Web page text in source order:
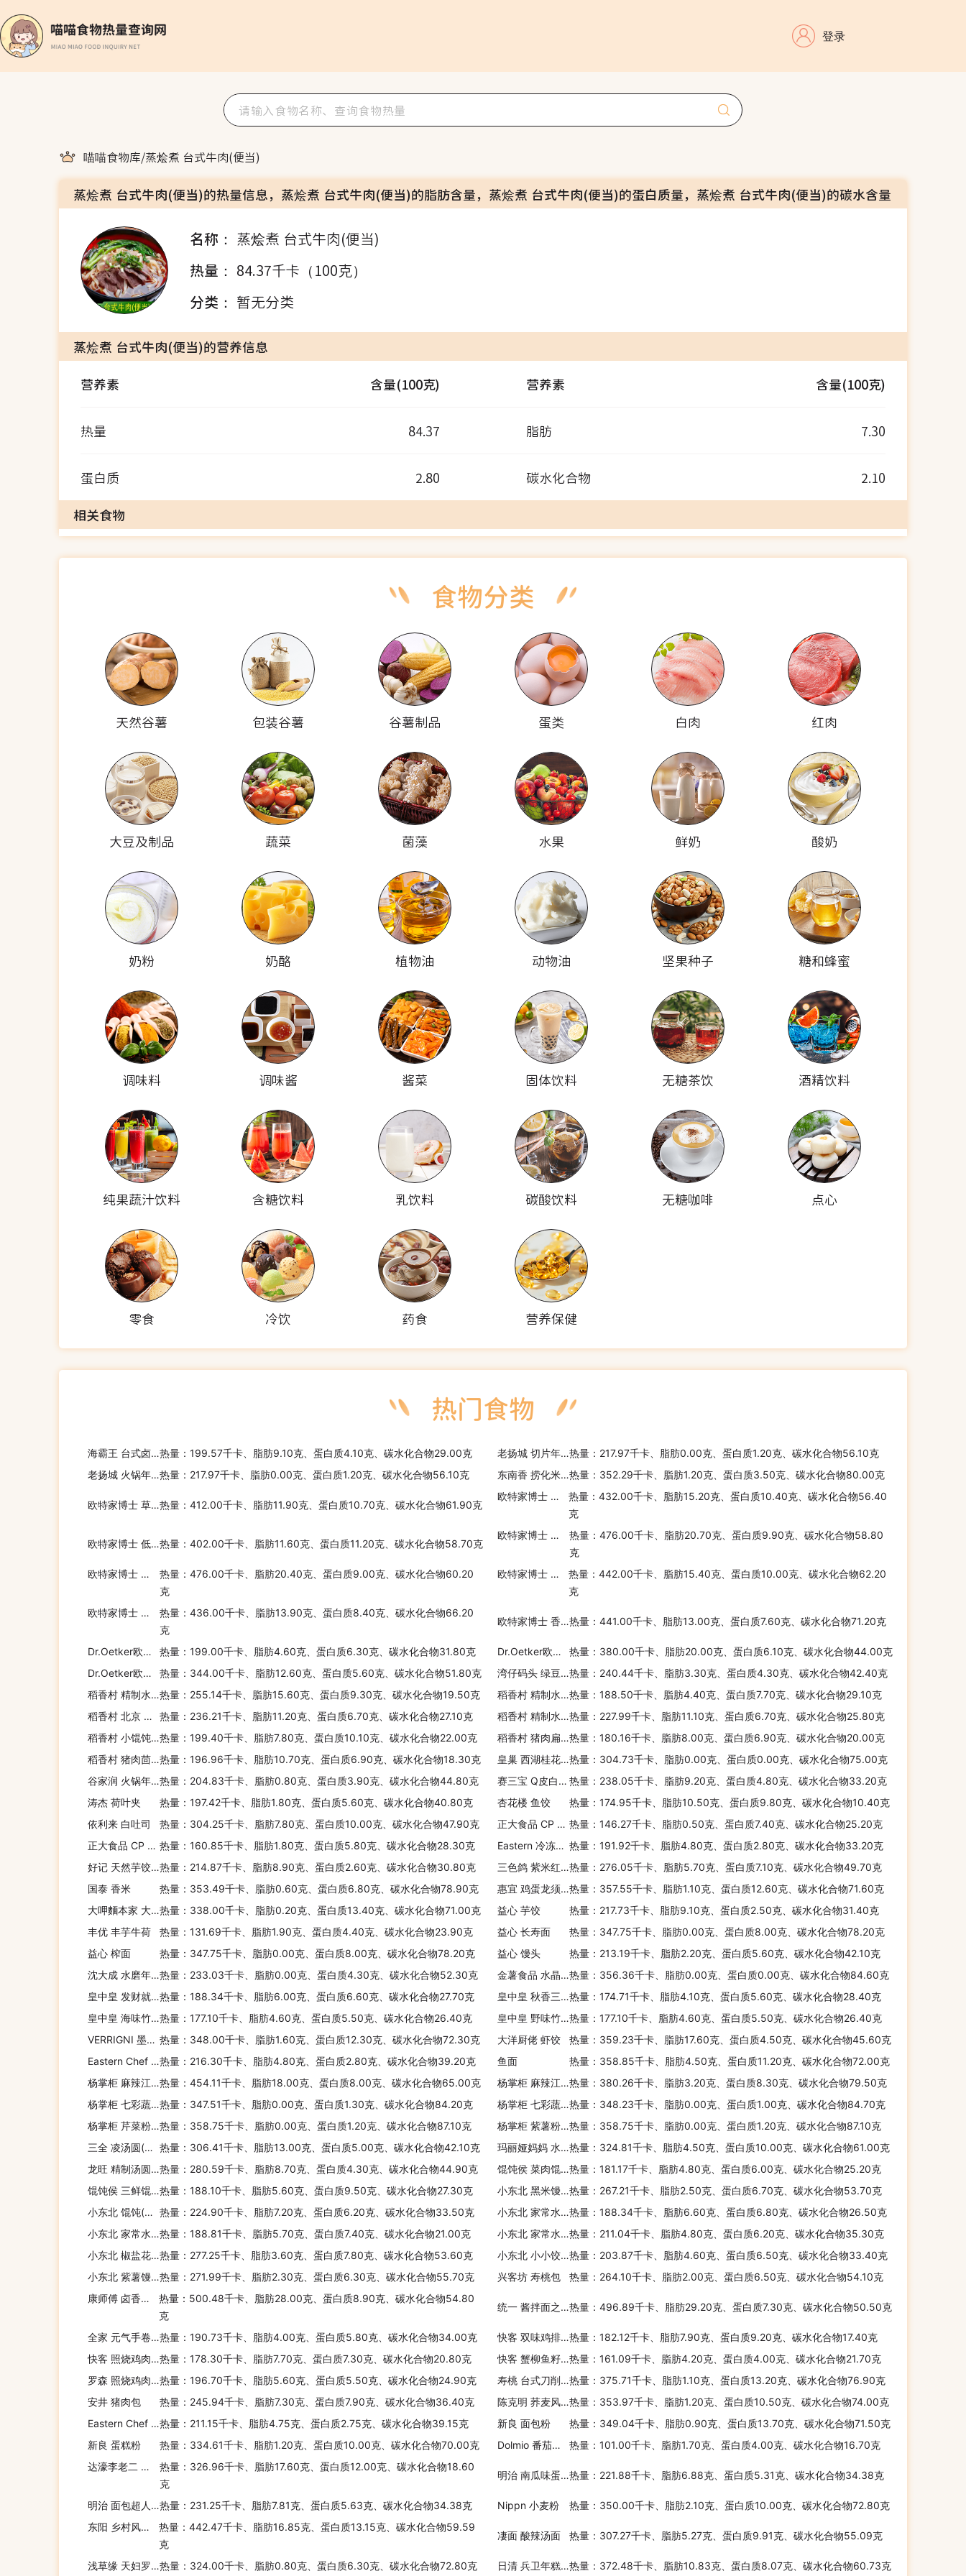
登录
喵喵食物库/蒸烩煮 台式牛肉(便当)
蒸烩煮 台式牛肉(便当)的热量信息，蒸烩煮 台式牛肉(便当)的脂肪含量，蒸烩煮 台式牛肉(便当)的蛋白质量，蒸烩煮 台式牛肉(便当)的碳水含量
名称： 蒸烩煮 台式牛肉(便当)
热量： 84.37千卡（100克）
分类： 暂无分类
蒸烩煮 台式牛肉(便当)的营养信息
营养素
含量(100克) 营养素 含量(100克)
热量 84.37 脂肪 7.30
蛋白质 2.80 碳水化合物
2.10
相关食物
天然谷薯 包装谷薯 谷薯制品 蛋类 白肉 红肉
大豆及制品 蔬菜 菌藻 水果 鲜奶 酸奶
奶粉 奶酪 植物油 动物油 坚果种子 糖和蜂蜜
调味料 调味酱 酱菜 固体饮料 无糖茶饮 酒精饮料
纯果蔬汁饮料 含糖饮料 乳饮料 碳酸饮料 无糖咖啡 点心
零食 冷饮 药食 营养保健
海霸王 台式卤肉酸菜包热量：199.57千卡、脂肪9.10克、蛋白质4.10克、碳水化合物29.00克 老扬城 切片年糕热量：217.97千卡、脂肪0.00克、蛋白质1.20克、碳水化合物56.10克
老扬城 火锅年糕热量：217.97千卡、脂肪0.00克、蛋白质1.20克、碳水化合物56.10克 东南香 捞化米粉热量：352.29千卡、脂肪1.20克、蛋白质3.50克、碳水化合物80.00克
欧特家博士 草莓酸奶燕麦片热量：412.00千卡、脂肪11.90克、蛋白质10.70克、碳水化合物61.90克
欧特家博士 低糖覆盆子燕麦片
热量：432.00千卡、脂肪15.20克、蛋白质10.40克、碳水化合物56.40
克
欧特家博士 低糖巧克力燕麦片热量：402.00千卡、脂肪11.60克、蛋白质11.20克、碳水化合物58.70克
欧特家博士 蜂蜜杏仁燕麦片
热量：476.00千卡、脂肪20.70克、蛋白质9.90克、碳水化合物58.80
克
欧特家博士 双倍巧克力燕麦片
热量：476.00千卡、脂肪20.40克、蛋白质9.00克、碳水化合物60.20
克
欧特家博士 香脆蜂蜜燕麦片
热量：442.00千卡、脂肪15.40克、蛋白质10.00克、碳水化合物62.20
克
欧特家博士 香脆巧克力燕麦片
热量：436.00千卡、脂肪13.90克、蛋白质8.40克、碳水化合物66.20
克
欧特家博士 香脆杏仁燕麦片热量：441.00千卡、脂肪13.00克、蛋白质7.60克、碳水化合物71.20克
Dr.Oetker欧特家博士 Dr.Oetker 葡萄干煎饼料粉 热量：199.00千卡、脂肪4.60克、蛋白质6.30克、碳水化合物31.80克 Dr.Oetker欧特家博士 Dr.Oetker 全料大理石花纹蛋糕粉
热量：380.00千卡、脂肪20.00克、蛋白质6.10克、碳水化合物44.00克
Dr.Oetker欧特家博士 Dr.Oetker 全料柠檬蛋糕粉
热量：344.00千卡、脂肪12.60克、蛋白质5.60克、碳水化合物51.80克 湾仔码头 绿豆百合汤圆热量：240.44千卡、脂肪3.30克、蛋白质4.30克、碳水化合物42.40克
稻香村 精制水饺(虾仁三鲜馅)热量：255.14千卡、脂肪15.60克、蛋白质9.30克、碳水化合物19.50克 稻香村 精制水饺(羊肉白菜馅)热量：188.50千卡、脂肪4.40克、蛋白质7.70克、碳水化合物29.10克
稻香村 北京 精制水饺(猪肉香菇馅)
热量：236.21千卡、脂肪11.20克、蛋白质6.70克、碳水化合物27.10克 稻香村 精制水饺(猪肉野菜馅)热量：227.99千卡、脂肪11.10克、蛋白质6.70克、碳水化合物25.80克
稻香村 小馄饨(鸡肉香菇馅)热量：199.40千卡、脂肪7.80克、蛋白质10.10克、碳水化合物22.00克 稻香村 猪肉扁豆馅水饺热量：180.16千卡、脂肪8.00克、蛋白质6.90克、碳水化合物20.00克
稻香村 猪肉茴香馅水饺热量：196.96千卡、脂肪10.70克、蛋白质6.90克、碳水化合物18.30克 皇巢 西湖桂花莲子藕粉热量：304.73千卡、脂肪0.00克、蛋白质0.00克、碳水化合物75.00克
谷家润 火锅年糕热量：204.83千卡、脂肪0.80克、蛋白质3.90克、碳水化合物44.80克 赛三宝 Q皮白金饺(韭菜猪肉馅) 热量：238.05千卡、脂肪9.20克、蛋白质4.80克、碳水化合物33.20克
涛杰 荷叶夹
热量：197.42千卡、脂肪1.80克、蛋白质5.60克、碳水化合物40.80克 杏花楼 鱼饺
热量：174.95千卡、脂肪10.50克、蛋白质9.80克、碳水化合物10.40克
依利来 白吐司
热量：304.25千卡、脂肪7.80克、蛋白质10.00克、碳水化合物47.90克 正大食品 CP 韩式鲜虾饺子 热量：146.27千卡、脂肪0.50克、蛋白质7.40克、碳水化合物25.20克
正大食品 CP 韩式鲜菜饺子 热量：160.85千卡、脂肪1.80克、蛋白质5.80克、碳水化合物28.30克 Eastern 冷冻椰奶榴莲糯米饭(碗装) 热量：191.92千卡、脂肪4.80克、蛋白质2.80克、碳水化合物33.20克
好记 天然芋饺(菜肉)热量：214.87千卡、脂肪8.90克、蛋白质2.60克、碳水化合物30.80克 三色鸽 紫米红豆吐司热量：276.05千卡、脂肪5.70克、蛋白质7.10克、碳水化合物49.70克
国泰 香米
热量：353.49千卡、脂肪0.60克、蛋白质6.80克、碳水化合物78.90克 惠宜 鸡蛋龙须挂面热量：357.55千卡、脂肪1.10克、蛋白质12.60克、碳水化合物71.60克
大呷麵本家 大甲糙米面热量：338.00千卡、脂肪0.20克、蛋白质13.40克、碳水化合物71.00克 益心 芋饺
热量：217.73千卡、脂肪9.10克、蛋白质2.50克、碳水化合物31.40克
丰优 丰芋牛荷
热量：131.69千卡、脂肪1.90克、蛋白质4.40克、碳水化合物23.90克 益心 长寿面
热量：347.75千卡、脂肪0.00克、蛋白质8.00克、碳水化合物78.20克
益心 榨面
热量：347.75千卡、脂肪0.00克、蛋白质8.00克、碳水化合物78.20克 益心 馒头
热量：213.19千卡、脂肪2.20克、蛋白质5.60克、碳水化合物42.10克
沈大成 水磨年糕热量：233.03千卡、脂肪0.00克、蛋白质4.30克、碳水化合物52.30克 金薯食品 水晶粉丝热量：356.36千卡、脂肪0.00克、蛋白质0.00克、碳水化合物84.60克
皇中皇 发财就手粽热量：188.34千卡、脂肪6.00克、蛋白质6.60克、碳水化合物27.70克 皇中皇 秋香三宝粽热量：174.71千卡、脂肪4.10克、蛋白质5.60克、碳水化合物28.40克
皇中皇 海味竹筒粽热量：177.10千卡、脂肪4.60克、蛋白质5.50克、碳水化合物26.40克 皇中皇 野味竹筒粽热量：177.10千卡、脂肪4.60克、蛋白质5.50克、碳水化合物26.40克
VERRIGNI 墨鱼汁意大利面 热量：348.00千卡、脂肪1.60克、蛋白质12.30克、碳水化合物72.30克 大洋厨佬 虾饺
热量：359.23千卡、脂肪17.60克、蛋白质4.50克、碳水化合物45.60克
Eastern Chef 椰奶榴莲糯米饭(盒装)热量：216.30千卡、脂肪4.80克、蛋白质2.80克、碳水化合物39.20克 鱼面
热量：358.85千卡、脂肪4.50克、蛋白质11.20克、碳水化合物72.00克
杨掌柜 麻辣江湖粉+面(诱惑酸辣味)热量：454.11千卡、脂肪18.00克、蛋白质8.00克、碳水化合物65.00克 杨掌柜 麻辣江湖经典洛阳水席(功夫肥肠汤味)热量：380.26千卡、脂肪3.20克、蛋白质8.30克、碳水化合物79.50克
杨掌柜 七彩蔬菜粉蕨根粉丝热量：347.51千卡、脂肪0.00克、蛋白质1.30克、碳水化合物84.20克 杨掌柜 七彩蔬菜粉南瓜粉丝热量：348.23千卡、脂肪0.00克、蛋白质1.00克、碳水化合物84.70克
杨掌柜 芹菜粉丝热量：358.75千卡、脂肪0.00克、蛋白质1.20克、碳水化合物87.10克 杨掌柜 紫薯粉丝热量：358.75千卡、脂肪0.00克、蛋白质1.20克、碳水化合物87.10克
三全 凌汤圆(浓香花生) 热量：306.41千卡、脂肪13.00克、蛋白质5.00克、碳水化合物42.10克 玛丽娅妈妈 水果混合营养麦 1kg热量：324.81千卡、脂肪4.50克、蛋白质10.00克、碳水化合物61.00克
龙旺 精制汤圆(花生)热量：280.59千卡、脂肪8.70克、蛋白质4.30克、碳水化合物44.90克 馄饨侯 菜肉馄饨热量：181.17千卡、脂肪4.80克、蛋白质6.00克、碳水化合物25.20克
馄饨侯 三鲜馄饨热量：188.10千卡、脂肪5.60克、蛋白质9.50克、碳水化合物27.30克 小东北 黑米馒头热量：267.21千卡、脂肪2.50克、蛋白质6.70克、碳水化合物53.70克
小东北 馄饨(菜肉馅) 热量：224.90千卡、脂肪7.20克、蛋白质6.20克、碳水化合物33.50克 小东北 家常水饺(红萝卜牛肉)热量：188.34千卡、脂肪6.60克、蛋白质6.80克、碳水化合物26.50克
小东北 家常水饺(猪肉白菜)热量：188.81千卡、脂肪5.70克、蛋白质7.40克、碳水化合物21.00克 小东北 家常水饺(猪肉三鲜)热量：211.04千卡、脂肪4.80克、蛋白质6.20克、碳水化合物35.30克
小东北 椒盐花卷热量：277.25千卡、脂肪3.60克、蛋白质7.80克、碳水化合物53.60克 小东北 小小饺(猪肉馅)热量：203.87千卡、脂肪4.60克、蛋白质6.50克、碳水化合物33.40克
小东北 紫薯馒头热量：271.99千卡、脂肪2.30克、蛋白质6.30克、碳水化合物55.70克 兴客坊 寿桃包
热量：264.10千卡、脂肪2.00克、蛋白质6.50克、碳水化合物54.10克
康师傅 卤香牛肉面飘香拌面
热量：500.48千卡、脂肪28.00克、蛋白质8.90克、碳水化合物54.80
克
统一 酱拌面之贵州豆豉风味热量：496.89千卡、脂肪29.20克、蛋白质7.30克、碳水化合物50.50克
全家 元气手卷之酱烧鸡肉热量：190.73千卡、脂肪4.00克、蛋白质5.80克、碳水化合物34.00克 快客 双味鸡排饭热量：182.12千卡、脂肪7.90克、蛋白质9.20克、碳水化合物17.40克
快客 照烧鸡肉盖浇饭热量：178.30千卡、脂肪7.70克、蛋白质7.30克、碳水化合物20.80克 快客 蟹柳鱼籽军舰卷热量：161.09千卡、脂肪4.20克、蛋白质4.00克、碳水化合物21.70克
罗森 照烧鸡肉饭热量：196.70千卡、脂肪5.60克、蛋白质5.50克、碳水化合物24.90克 寿桃 台式刀削面热量：375.71千卡、脂肪1.10克、蛋白质13.20克、碳水化合物76.90克
安井 猪肉包
热量：245.94千卡、脂肪7.30克、蛋白质7.90克、碳水化合物36.40克 陈克明 荞麦风味挂面热量：353.97千卡、脂肪1.20克、蛋白质10.50克、碳水化合物74.00克
Eastern Chef 椰奶芒果糯米饭热量：211.15千卡、脂肪4.75克、蛋白质2.75克、碳水化合物39.15克 新良 面包粉
热量：349.04千卡、脂肪0.90克、蛋白质13.70克、碳水化合物71.50克
新良 蛋糕粉
热量：334.61千卡、脂肪1.20克、蛋白质10.00克、碳水化合物70.00克 Dolmio 番茄辣酱意大利面
热量：101.00千卡、脂肪1.70克、蛋白质4.00克、碳水化合物16.70克
达濠李老二 虾饺
热量：326.96千卡、脂肪17.60克、蛋白质12.00克、碳水化合物18.60
克
明治 南瓜味蛋糕粉热量：221.88千卡、脂肪6.88克、蛋白质5.31克、碳水化合物34.38克
明治 面包超人原味蛋糕粉热量：231.25千卡、脂肪7.81克、蛋白质5.63克、碳水化合物34.38克 Nippn 小麦粉
热量：350.00千卡、脂肪2.10克、蛋白质10.00克、碳水化合物72.80克
东阳 乡村风味朴蕈泥荞麦面
热量：442.47千卡、脂肪16.85克、蛋白质13.15克、碳水化合物59.59
克
凄面 酸辣汤面 热量：307.27千卡、脂肪5.27克、蛋白质9.91克、碳水化合物55.09克
浅草缘 天妇罗炸鸡粉(辛辣味)热量：324.00千卡、脂肪0.80克、蛋白质6.30克、碳水化合物72.80克 日清 兵卫年糕乌冬面热量：372.48千卡、脂肪10.83克、蛋白质8.07克、碳水化合物60.73克